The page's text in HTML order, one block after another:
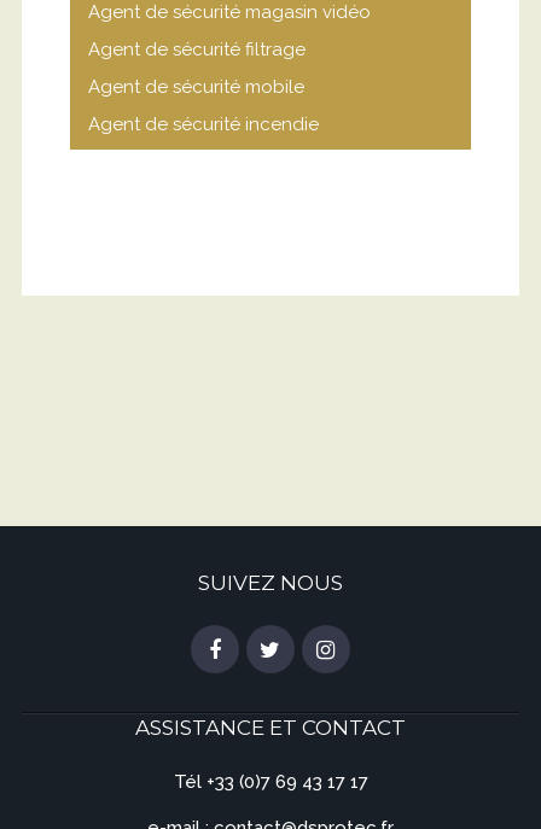
Agent de sécurité magasin vidéo
Agent de sécurité filtrage
Agent de sécurité mobile
Agent de sécurité incendie
SUIVEZ NOUS
ASSISTANCE ET CONTACT
Tél +33 (0)7 69 43 17 17